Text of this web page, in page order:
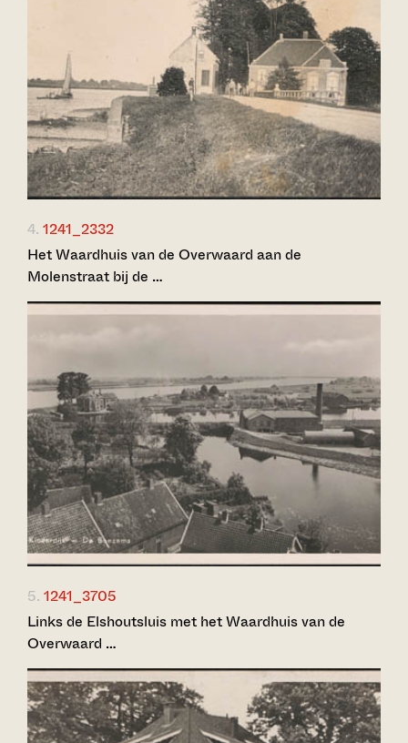
4. 1241_2332
Het Waardhuis van de Overwaard aan de
Molenstraat bij de …
5. 1241_3705
Links de Elshoutsluis met het Waardhuis van de
Overwaard …